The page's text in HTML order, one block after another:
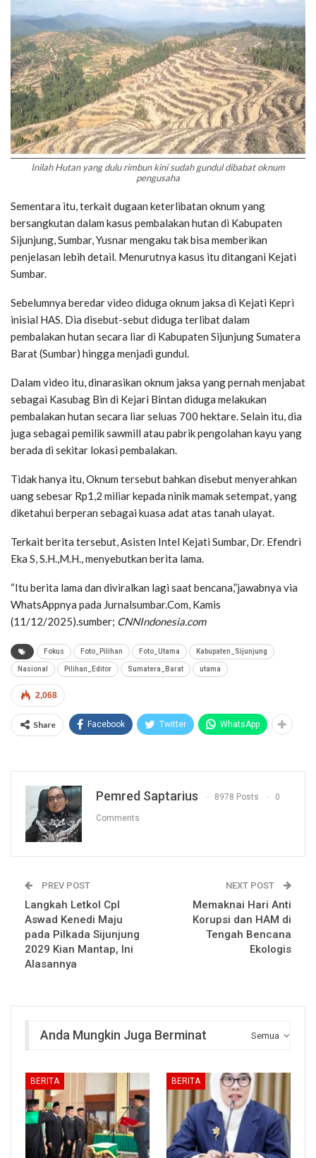
Inilah Hutan yang dulu rimbun kini sudah gundul dibabat oknum
pengusaha
Sementara itu, terkait dugaan keterlibatan oknum yang
bersangkutan dalam kasus pembalakan hutan di Kabupaten
Sijunjung, Sumbar, Yusnar mengaku tak bisa memberikan
penjelasan lebih detail. Menurutnya kasus itu ditangani Kejati
Sumbar.
Sebelumnya beredar video diduga oknum jaksa di Kejati Kepri
inisial HAS. Dia disebut-sebut diduga terlibat dalam
pembalakan hutan secara liar di Kabupaten Sijunjung Sumatera
Barat (Sumbar) hingga menjadi gundul.
Dalam video itu, dinarasikan oknum jaksa yang pernah menjabat
sebagai Kasubag Bin di Kejari Bintan diduga melakukan
pembalakan hutan secara liar seluas 700 hektare. Selain itu, dia
juga sebagai pemilik sawmill atau pabrik pengolahan kayu yang
berada di sekitar lokasi pembalakan.
Tidak hanya itu, Oknum tersebut bahkan disebut menyerahkan
uang sebesar Rp1,2 miliar kepada ninik mamak setempat, yang
diketahui berperan sebagai kuasa adat atas tanah ulayat.
Terkait berita tersebut, Asisten Intel Kejati Sumbar, Dr. Efendri
Eka S, S.H.,M.H., menyebutkan berita lama.
“Itu berita lama dan diviralkan lagi saat bencana,”jawabnya via
WhatsAppnya pada Jurnalsumbar.Com, Kamis
(11/12/2025).sumber; CNNIndonesia.com
Fokus Foto_Pilihan Foto_Utama Kabupaten_Sijunjung
Nasional Pilihan_Editor Sumatera_Barat utama
2,068
Share Facebook Twitter WhatsApp
Pemred Saptarius 8978 Posts 0
Comments
PREV POST
Langkah Letkol Cpl
Aswad Kenedi Maju
pada Pilkada Sijunjung
2029 Kian Mantap, Ini
Alasannya
NEXT POST
Memaknai Hari Anti
Korupsi dan HAM di
Tengah Bencana
Ekologis
Semua
Anda Mungkin Juga Berminat
BERITA BERITA